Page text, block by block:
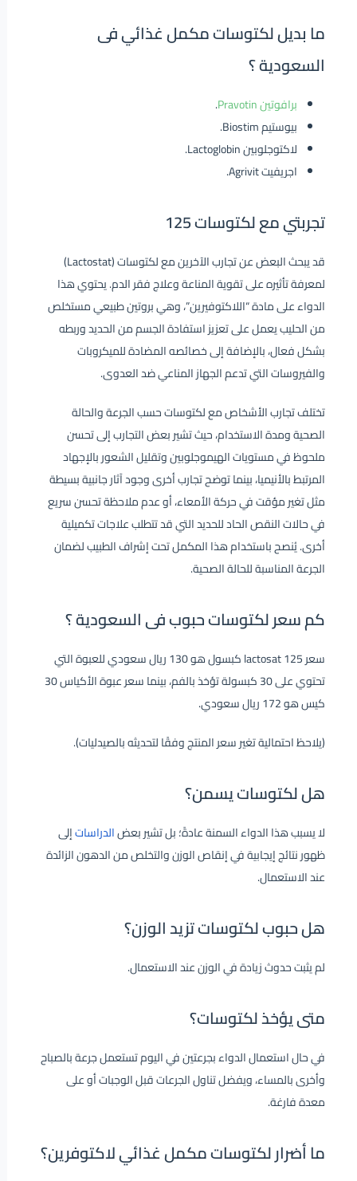
ما بديل لكتوسات مكمل غذائي فى
السعودية ؟
برافوتين Pravotin
.
بيوستيم Biostim.
لاكتوجلوبين Lactoglobin.
اجريفيت Agrivit.
تجربتي مع لكتوسات 125
قد يبحث البعض عن تجارب الآخرين مع لكتوسات (Lactostat)
لمعرفة تأثيره على تقوية المناعة وعلاج فقر الدم. يحتوي هذا
الدواء على مادة “اللاكتوفيرين”، وهي بروتين طبيعي مستخلص
من الحليب يعمل على تعزيز استفادة الجسم من الحديد وربطه
بشكل فعال، بالإضافة إلى خصائصه المضادة للميكروبات
والفيروسات التي تدعم الجهاز المناعي ضد العدوى.
تختلف تجارب الأشخاص مع لكتوسات حسب الجرعة والحالة
الصحية ومدة الاستخدام، حيث تشير بعض التجارب إلى تحسن
ملحوظ في مستويات الهيموجلوبين وتقليل الشعور بالإجهاد
المرتبط بالأنيميا، بينما توضح تجارب أخرى وجود آثار جانبية بسيطة
مثل تغير مؤقت في حركة الأمعاء، أو عدم ملاحظة تحسن سريع
في حالات النقص الحاد للحديد التي قد تتطلب علاجات تكميلية
أخرى. يُنصح باستخدام هذا المكمل تحت إشراف الطبيب لضمان
الجرعة المناسبة للحالة الصحية.
كم سعر لكتوسات حبوب فى السعودية ؟
سعر lactosat 125 كبسول هو 130 ريال سعودي للعبوة التي
تحتوي على 30 كبسولة تؤخذ بالفم، بينما سعر عبوة الأكياس 30
كيس هو 172 ريال سعودي.
(يلاحظ احتمالية تغير سعر المنتج وفقًا لتحديثه بالصيدليات).
هل لكتوسات يسمن؟
لا يسبب هذا الدواء السمنة عادةً؛ بل تشير بعضالدراساتإلى
ظهور نتائج إيجابية في إنقاص الوزن والتخلص من الدهون الزائدة
عند الاستعمال.
هل حبوب لكتوسات تزيد الوزن؟
لم يثبت حدوث زيادة في الوزن عند الاستعمال.
متى يؤخذ لكتوسات؟
في حال استعمال الدواء بجرعتين في اليوم تستعمل جرعة بالصباح
وأخرى بالمساء، ويفضل تناول الجرعات قبل الوجبات أو على
معدة فارغة.
ماأضرار لكتوسات مكمل غذائي لاكتوفرين؟